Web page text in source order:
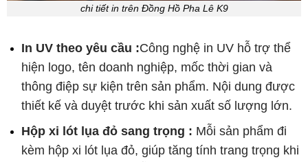
chi tiết in trên Đồng Hồ Pha Lê K9
In UV theo yêu cầu :Công nghệ in UV hỗ trợ thể
hiện logo, tên doanh nghiệp, mốc thời gian và
thông điệp sự kiện trên sản phẩm. Nội dung được
thiết kế và duyệt trước khi sản xuất số lượng lớn.
Hộp xi lót lụa đỏ sang trọng : Mỗi sản phẩm đi
kèm hộp xi lót lụa đỏ, giúp tăng tính trang trọng khi